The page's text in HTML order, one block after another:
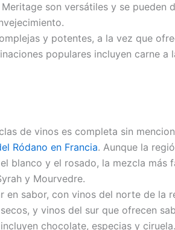
son versátiles y se pueden
y potentes, a la vez que
populares incluyen carne a
de vinos es completa sin
Ródano en Francia. Aunque la
blanco y el rosado, la mezcla más
y Mourvedre.
en sabor, con vinos del norte de la
y vinos del sur que ofrecen
chocolate, especias y